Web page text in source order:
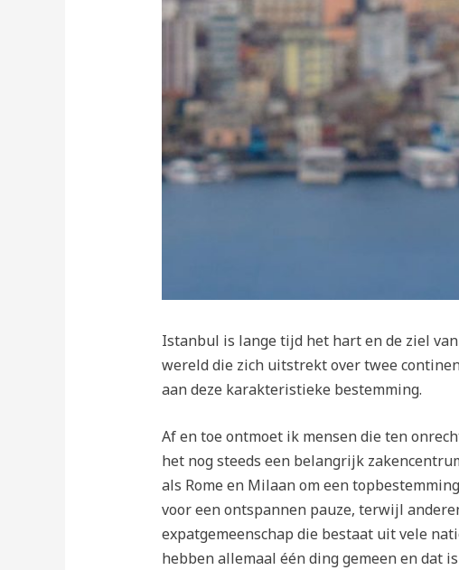
Istanbul is lange tijd het hart en de ziel
wereld die zich uitstrekt over twee
aan deze karakteristieke bestemming.
Af en toe ontmoet ik mensen die ten
het nog steeds een belangrijk
als Rome en Milaan om een
voor een ontspannen pauze, terwijl
expatgemeenschap die bestaat uit vele
hebben allemaal één ding gemeen en dat